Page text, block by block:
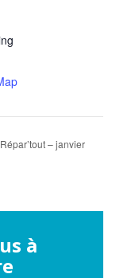
– janvier
à